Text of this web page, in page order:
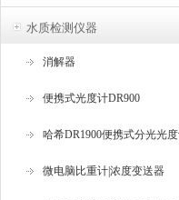
水质检测仪器
消解器
便携式光度计DR900
哈希DR1900便携式分光光
微电脑比重计|浓度变送器